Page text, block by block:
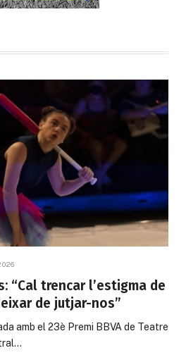
“Cal trencar l’estigma de
de jutjar-nos”
amb el 23è Premi BBVA de Teatre